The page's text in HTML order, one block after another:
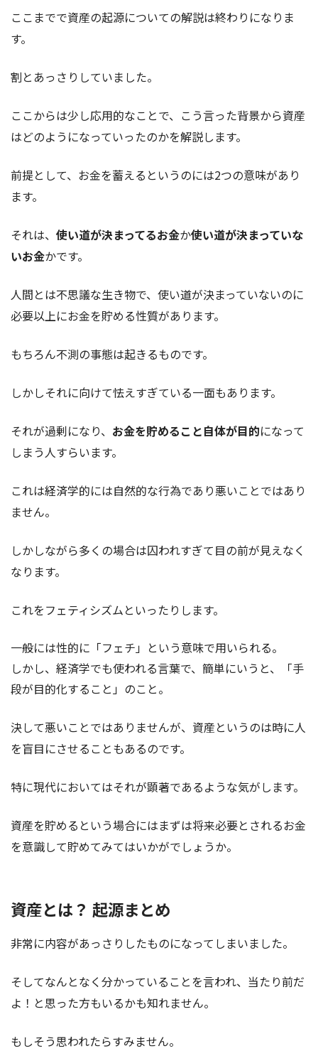
ここまでで資産の起源についての解説は終わりになりま
す。
割とあっさりしていました。
ここからは少し応用的なことで、こう言った背景から資産
はどのようになっていったのかを解説します。
前提として、お金を蓄えるというのには2つの意味があり
ます。
それは、 使い道が決まってるお金か使い道が決まっていな
いお金かです。
人間とは不思議な生き物で、使い道が決まっていないのに
必要以上にお金を貯める性質があります。
もちろん不測の事態は起きるものです。
しかしそれに向けて怯えすぎている一面もあります。
それが過剰になり、 お金を貯めること自体が目的になって
しまう人すらいます。
これは経済学的には自然的な行為であり悪いことではあり
ません。
しかしながら多くの場合は囚われすぎて目の前が見えなく
なります。
これをフェティシズムといったりします。
一般には性的に「フェチ」という意味で用いられる。
しかし、経済学でも使われる言葉で、簡単にいうと、「手
段が目的化すること」のこと。
決して悪いことではありませんが、資産というのは時に人
を盲目にさせることもあるのです。
特に現代においてはそれが顕著であるような気がします。
資産を貯めるという場合にはまずは将来必要とされるお金
を意識して貯めてみてはいかがでしょうか。
資産とは？ 起源まとめ
非常に内容があっさりしたものになってしまいました。
そしてなんとなく分かっていることを言われ、当たり前だ
よ！と思った方もいるかも知れません。
もしそう思われたらすみません。